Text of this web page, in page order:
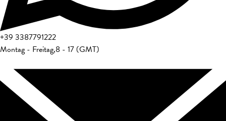
+39 3387791222
Montag - Freitag,8 - 17 (GMT)